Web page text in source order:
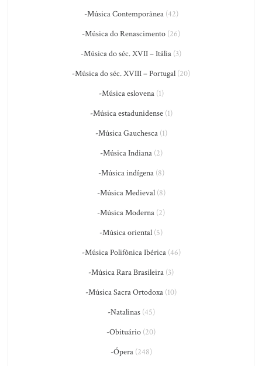
-Música Contemporânea(42)
-Música do Renascimento (26)
-Música do séc. XVII – Itália (3)
-Música do séc. XVIII – Portugal (20)
-Música eslovena(1)
-Música estadunidense(1)
-Música Gauchesca(1)
-Música Indiana(2)
-Música indígena(8)
-Música Medieval(8)
-Música Moderna (2)
-Música oriental (5)
-Música Polifônica Ibérica(46)
-Música Rara Brasileira (3)
-Música Sacra Ortodoxa (10)
-Natalinas(45)
-Obituário (20)
-Ópera(248)